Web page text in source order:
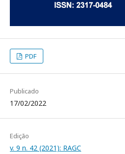
PDF
Publicado
17/02/2022
Edição
v. 9 n. 42 (2021): RAGC